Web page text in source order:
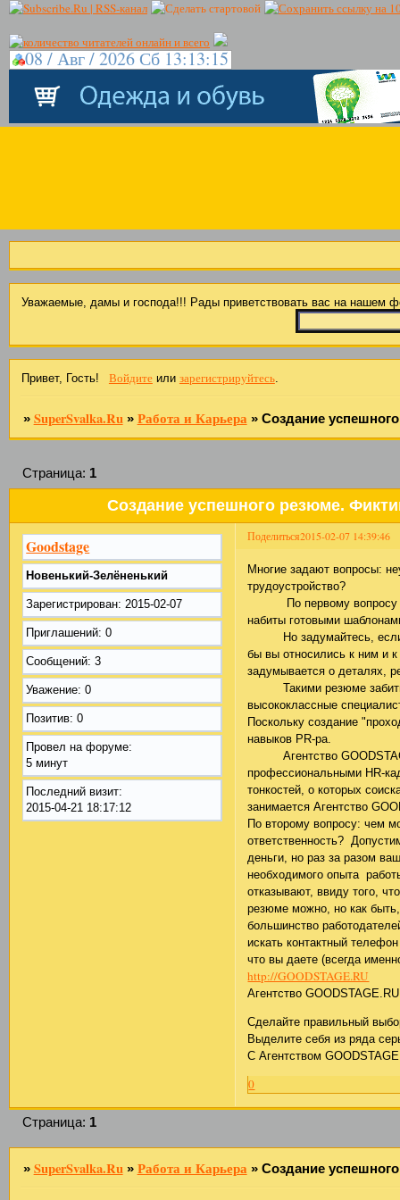
08 / Авг / 2026 Сб 13:13:15
Уважаемые, дамы и господа!!! Рады приветствовать вас на
Привет, Гость! Войдитеили зарегистрируйтесь.
» SuperSvalka.Ru » Работа и Карьера » Создание
Создание успешного резюме.
Страница: 1
Поделиться2015-02-07 14:39:46
Goodstage
Новенький-Зелёненький
Зарегистрирован: 2015-02-07
Приглашений: 0
Сообщений: 3
Уважение: 0
Позитив: 0
Провел на форуме:
5 минут
Последний визит:
2015-04-21 18:17:12
Многие задают вопросы:
трудоустройство?
По первому вопросу
набиты готовыми
Но задумайтесь, если
бы вы относились к ним и
задумывается о деталях,
Такими резюме забиты
высококлассные
Поскольку создание
навыков PR-ра.
Агентство
профессиональными HR-
тонкостей, о которых
занимается Агентство
По второму вопросу: чем
ответственность?
деньги, но раз за разом
необходимого опыта
отказывают, ввиду того,
резюме можно, но как
большинство
искать контактный
что вы даете (всегда
http://GOODSTAGE.RU
Агентство
Сделайте правильный
Выделите себя из ряда
С Агентством
0
Страница: 1
» SuperSvalka.Ru » Работа и Карьера » Создание